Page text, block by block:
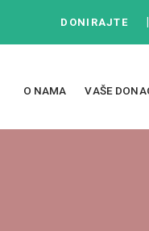
DONIRAJTE
O NAMA VAŠE